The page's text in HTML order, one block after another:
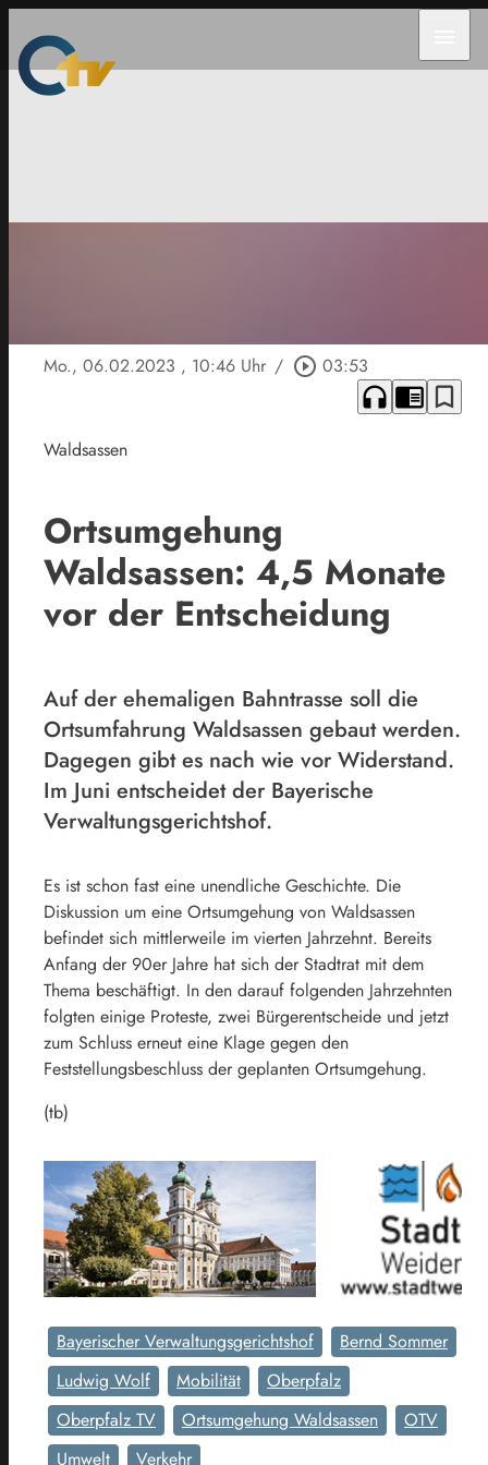
Mo., 06.02.2023 , 10:46 Uhr / play_circle_outline 03:53
headphones chrome_reader_mode bookmark_border
Waldsassen
Ortsumgehung
Waldsassen: 4,5 Monate
vor der Entscheidung
Auf der ehemaligen Bahntrasse soll die
Ortsumfahrung Waldsassen gebaut werden.
Dagegen gibt es nach wie vor Widerstand.
Im Juni entscheidet der Bayerische
Verwaltungsgerichtshof.
Es ist schon fast eine unendliche Geschichte. Die
Diskussion um eine Ortsumgehung von Waldsassen
befindet sich mittlerweile im vierten Jahrzehnt. Bereits
Anfang der 90er Jahre hat sich der Stadtrat mit dem
Thema beschäftigt. In den darauf folgenden Jahrzehnten
folgten einige Proteste, zwei Bürgerentscheide und jetzt
zum Schluss erneut eine Klage gegen den
Feststellungsbeschluss der geplanten Ortsumgehung.
(tb)
Bayerischer Verwaltungsgerichtshof
Bernd Sommer
Ludwig Wolf
Mobilität
Oberpfalz
Oberpfalz TV
Ortsumgehung Waldsassen
OTV
Umwelt
Verkehr